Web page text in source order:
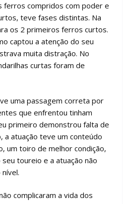
ferros compridos com poder e
teve fases distintas. Na
os 2 primeiros ferros curtos.
captou a atenção do seu
muita distração. No
curtas foram de
uma passagem correta por
que enfrentou tinham
primeiro demonstrou falta de
a atuação teve um conteúdo
um toiro de melhor condição,
toureio e a atuação não
complicaram a vida dos